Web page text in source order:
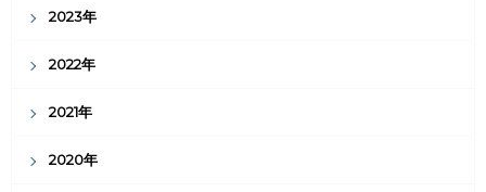
2023年
2022年
2021年
2020年